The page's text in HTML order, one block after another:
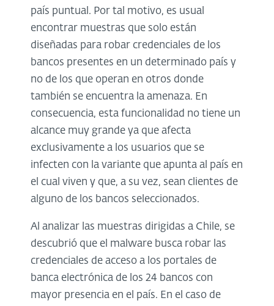
país puntual. Por tal motivo, es usual
encontrar muestras que solo están
diseñadas para robar credenciales de los
bancos presentes en un determinado país y
no de los que operan en otros donde
también se encuentra la amenaza. En
consecuencia, esta funcionalidad no tiene un
alcance muy grande ya que afecta
exclusivamente a los usuarios que se
infecten con la variante que apunta al país en
el cual viven y que, a su vez, sean clientes de
alguno de los bancos seleccionados.
Al analizar las muestras dirigidas a Chile, se
descubrió que el malware busca robar las
credenciales de acceso a los portales de
banca electrónica de los 24 bancos con
mayor presencia en el país. En el caso de